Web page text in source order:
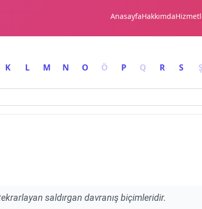
AnasayfaHakkımda
K L M N O Ö P Q R S Ş
saldırgan davranış biçimleridir.